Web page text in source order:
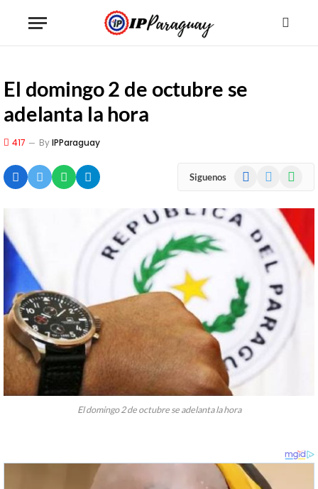
El domingo 2 de octubre se
adelanta la hora
417 ByIPParaguay
Siguenos Facebook
El domingo 2 de octubre se adelanta la hora